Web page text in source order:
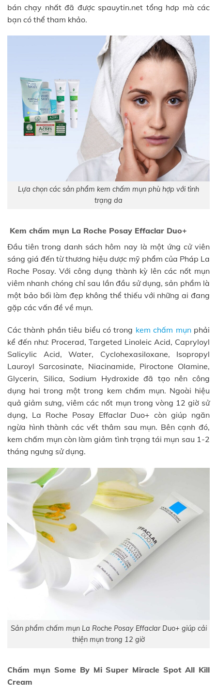
bán chạy nhất đã được spauytin.net tổng hơp mà các
bạn có thể tham khảo.
Lựa chọn các sản phẩm kem chấm mụn phù hợp với tình
trạng da
Kem chấm mụn La Roche Posay Effaclar Duo+
Đầu tiên trong danh sách hôm nay là một ứng cử viên
sáng giá đến từ thương hiệu dược mỹ phẩm của Pháp La
Roche Posay. Với công dụng thành kỳ lên các nốt mụn
viêm nhanh chóng chỉ sau lần đầu sử dụng, sản phẩm là
một bảo bối làm đẹp không thể thiếu với những ai đang
gặp các vấn đề về mụn.
Các thành phần tiêu biểu có trong kem chấm mụnphải
kể đến như: Procerad, Targeted Linoleic Acid, Capryloyl
Salicylic Acid, Water, Cyclohexasiloxane, Isopropyl
Lauroyl Sarcosinate, Niacinamide, Piroctone Olamine,
Glycerin, Silica, Sodium Hydroxide đã tạo nên công
dụng hai trong một trong kem chấm mụn. Ngoài hiệu
quả giảm sưng, viêm các nốt mụn trong vòng 12 giờ sử
dụng, La Roche Posay Effaclar Duo+ còn giúp ngăn
ngừa hình thành các vết thâm sau mụn. Bên cạnh đó,
kem chấm mụn còn làm giảm tình trạng tái mụn sau 1-2
tháng ngưng sử dụng.
Sản phẩm chấm mụn La Roche Posay Effaclar Duo+ giúp cải
thiện mụn trong 12 giờ
Chấm mụn Some By Mi Super Miracle Spot All Kill
Cream